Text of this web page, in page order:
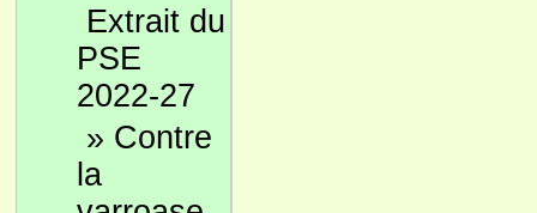
Extrait du
PSE
2022-27
» Contre
la